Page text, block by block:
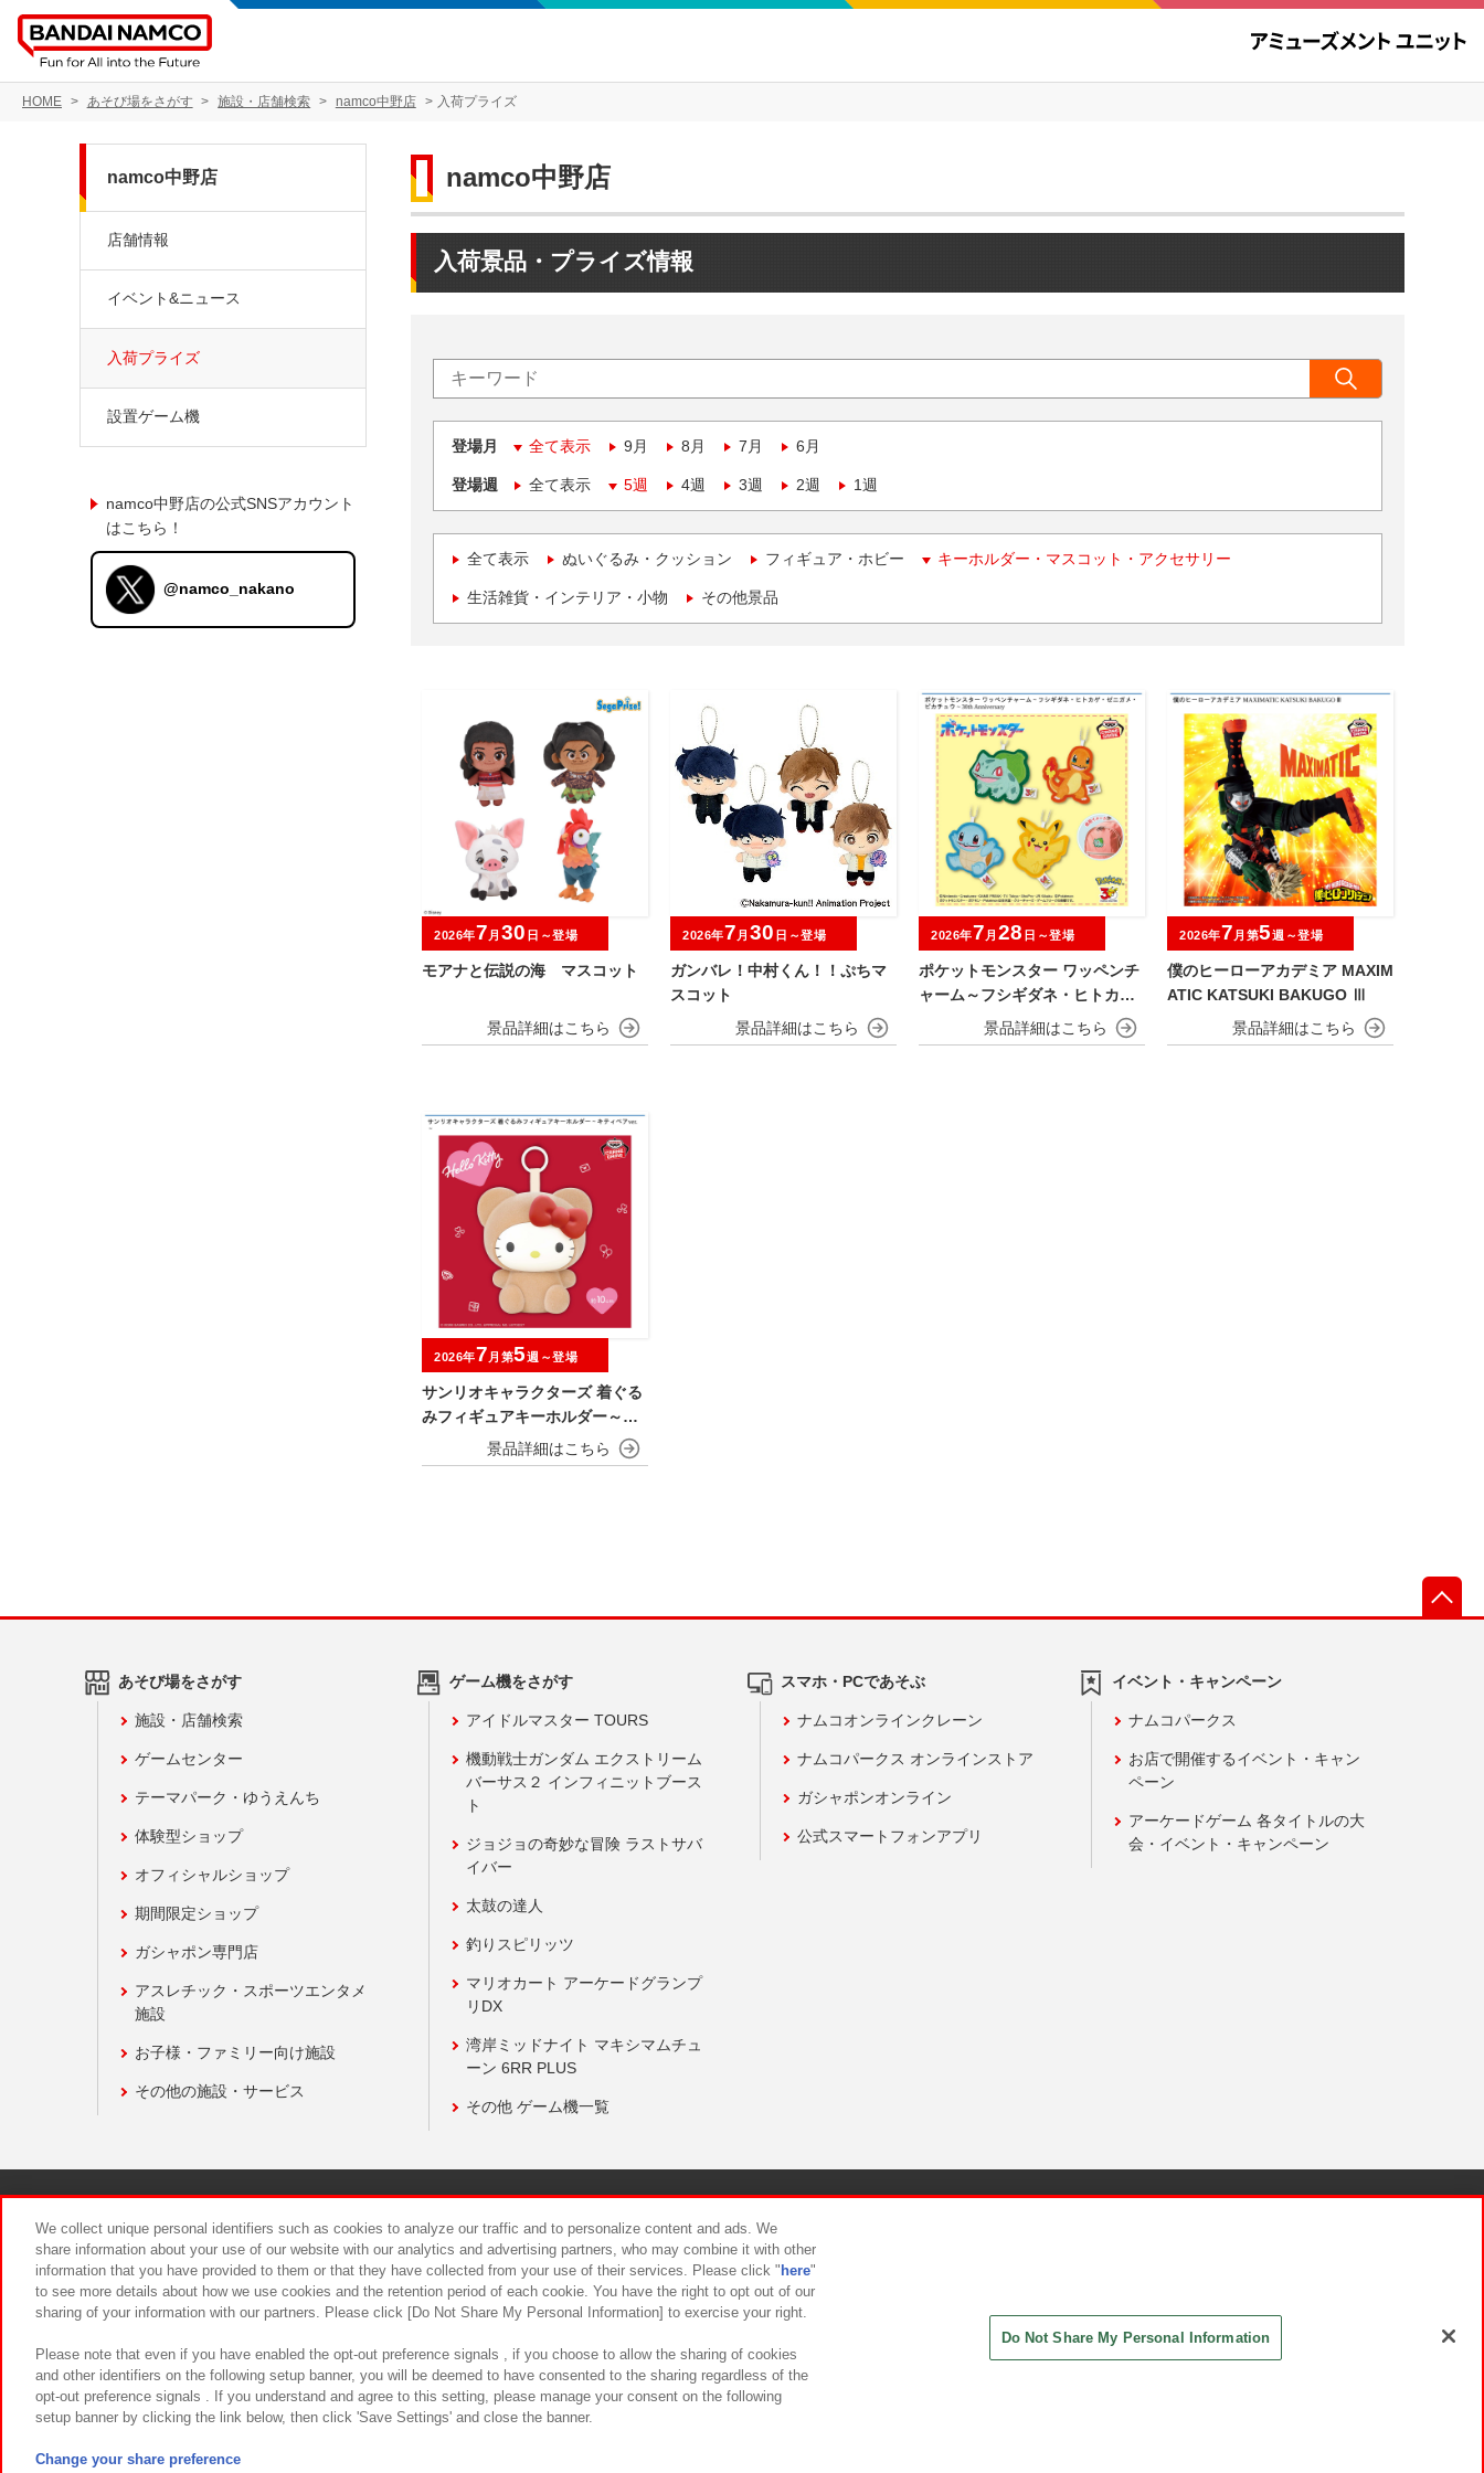
HOME あそび場をさがす 施設・店舗検索 namco中野店 入荷プライズ
namco中野店
入荷景品・プライズ情報
登場月 全て表示 9月 8月 7月 6月
登場週 全て表示 5週 4週 3週 2週 1週
全て表示 ぬいぐるみ・クッション フィギュア・ホビー キーホルダー・マスコット・アクセサリー
生活雑貨・インテリア・小物 その他景品
モアナと伝説の海 マスコット
2026年7 月 30 日～登場
ガンバレ！中村くん！！ぷちマ
スコット
2026年7 月 30 日～登場
ポケットモンスター ワッペンチ
ャーム～フシギダネ・ヒトカ
ゲ・ゼニガメ・ピカチュウ～30t
h Anniversary
2026年7 月 28 日～登場
僕のヒーローアカデミア MAXIM
ATIC KATSUKI BAKUGO Ⅲ
2026年7 月第5週～登場
サンリオキャラクターズ 着ぐる
みフィギュアキーホルダー～キ
ティベアver.～
2026年7 月第5週～登場
namco中野店
店舗情報
イベント&ニュース
入荷プライズ
設置ゲーム機
namco中野店の公式SNSアカウント
はこちら！
@namco_nakano
あそび場をさがす
施設・店舗検索
ゲームセンター
テーマパーク・ゆうえんち
体験型ショップ
オフィシャルショップ
期間限定ショップ
ガシャポン専門店
アスレチック・スポーツエンタメ
施設
お子様・ファミリー向け施設
その他の施設・サービス
ゲーム機をさがす
アイドルマスター TOURS
機動戦士ガンダム エクストリーム
バーサス２ インフィニットブース
ト
ジョジョの奇妙な冒険 ラストサバ
イバー
太鼓の達人
釣りスピリッツ
マリオカート アーケードグランプ
リDX
湾岸ミッドナイト マキシマムチュ
ーン 6RR PLUS
その他 ゲーム機一覧
スマホ・PCであそぶ
ナムコオンラインクレーン
ナムコパークス オンラインストア
ガシャポンオンライン
公式スマートフォンアプリ
イベント・キャンペーン
ナムコパークス
お店で開催するイベント・キャン
ペーン
アーケードゲーム 各タイトルの大
会・イベント・キャンペーン
食品のご提供について カスタマーハラスメント対応方針
We collect unique personal identifiers such as cookies to analyze our traffic and to personalize content and ads. We
share information about your use of our website with our analytics and advertising partners, who may combine it with other
information that you have provided to them or that they have collected from your use of their services. Please click " here"
to see more details about how we use cookies and the retention period of each cookie. You have the right to opt out of our
sharing of your information with our partners. Please click [Do Not Share My Personal Information] to exercise your right.
Please note that even if you have enabled the opt-out preference signals , if you choose to allow the sharing of cookies
and other identifiers on the following setup banner, you will be deemed to have consented to the sharing regardless of the
opt-out preference signals . If you understand and agree to this setting, please manage your consent on the following
setup banner by clicking the link below, then click 'Save Settings' and close the banner.
Change your share preference
Do Not Share My Personal Information